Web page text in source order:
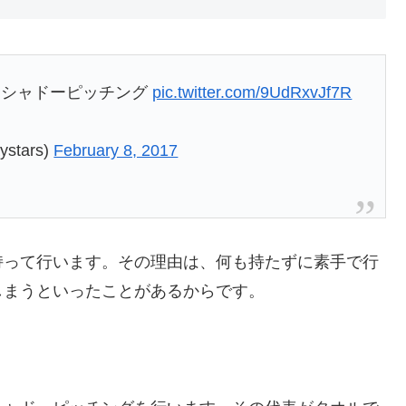
ャドーピッチング pic.twitter.com/9UdRxvJf7R
February 8, 2017
て行います。その理由は、何も持たずに素手で行
うといったことがあるからです。